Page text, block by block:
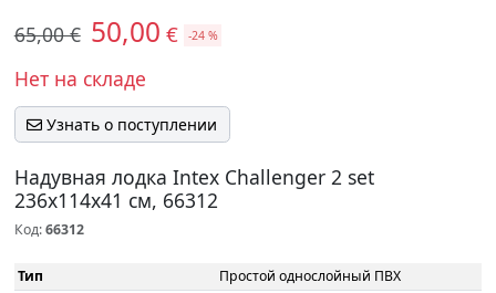
65,00 € 50,00 € -24 %
Нет на складе
Узнать о поступлении
Надувная лодка Intex Challenger 2 set
236x114x41 см, 66312
Код:66312
Тип
Простой однослойный ПВХ